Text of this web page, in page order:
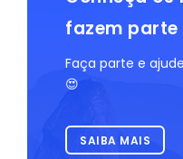
fazem parte
Faça parte e
😍
SAIBA MAIS